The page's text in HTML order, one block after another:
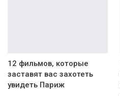
12 фильмов, которые
заставят вас захотеть
увидеть Париж